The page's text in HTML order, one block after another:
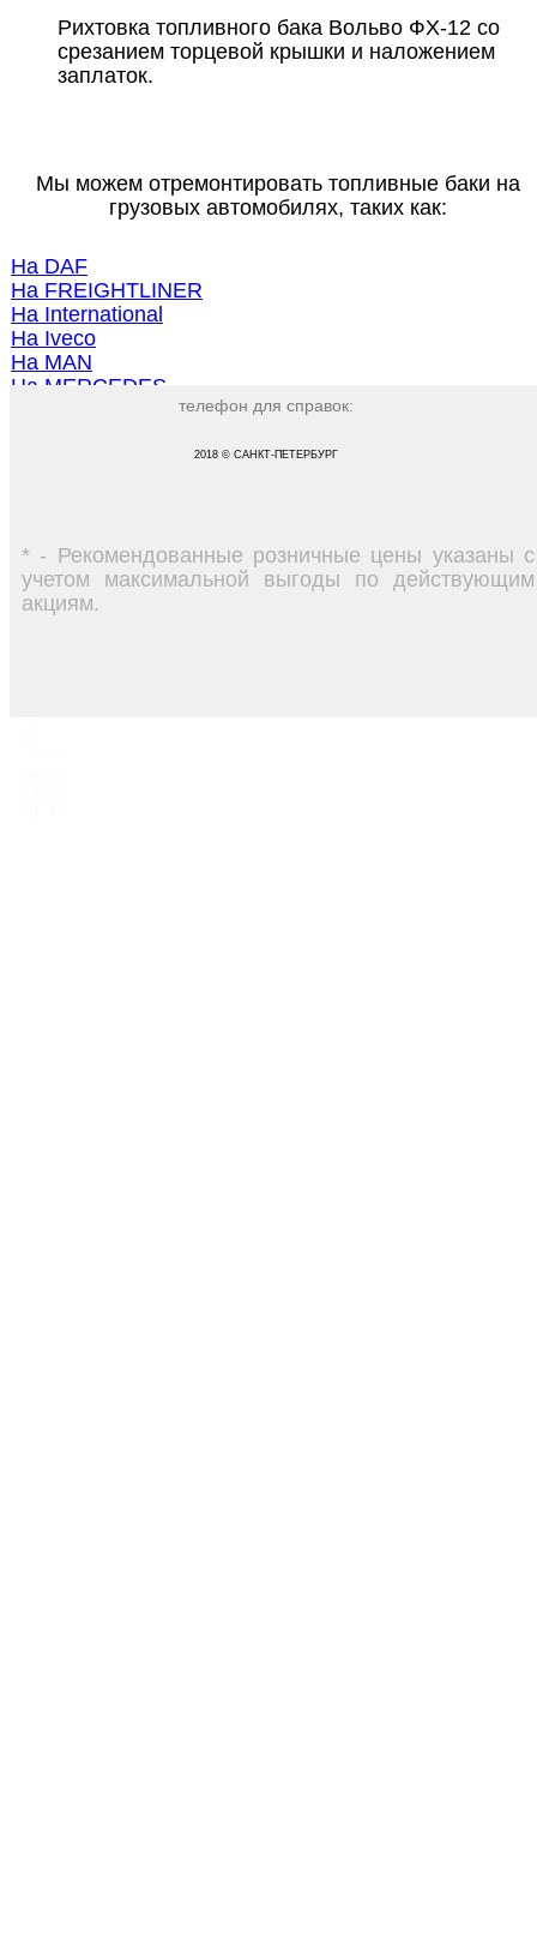
Рихтовка топливного бака Вольво ФХ-12 со
срезанием торцевой крышки и наложением
заплаток.
Мы можем отремонтировать топливные баки на
грузовых автомобилях, таких как:
На DAF
На FREIGHTLINER
На International
На Iveco
На MAN
На MERCEDES
телефон для справок:
2018 © САНКТ-ПЕТЕРБУРГ
* - Рекомендованные розничные цены указаны с
учетом максимальной выгоды по действующим
акциям.